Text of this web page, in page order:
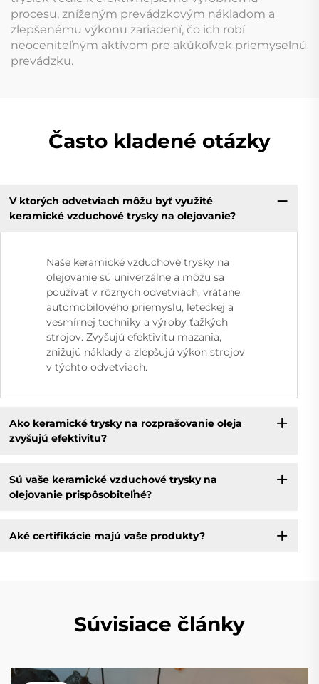
procesu, zníženým prevádzkovým nákladom a
zlepšenému výkonu zariadení, čo ich robí
neoceniteľným aktívom pre akúkoľvek priemyselnú
prevádzku.
Často kladené otázky
V ktorých odvetviach môžu byť využité
keramické vzduchové trysky na olejovanie?
Naše keramické vzduchové trysky na
olejovanie sú univerzálne a môžu sa
používať v rôznych odvetviach, vrátane
automobilového priemyslu, leteckej a
vesmírnej techniky a výroby ťažkých
strojov. Zvyšujú efektivitu mazania,
znižujú náklady a zlepšujú výkon strojov
v týchto odvetviach.
Ako keramické trysky na rozprašovanie oleja
zvyšujú efektivitu?
Sú vaše keramické vzduchové trysky na
olejovanie prispôsobiteľné?
Aké certifikácie majú vaše produkty?
Súvisiace články